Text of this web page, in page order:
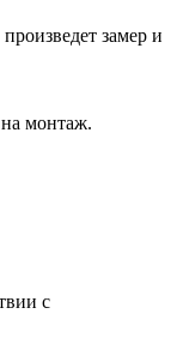
замер и
монтаж.
с